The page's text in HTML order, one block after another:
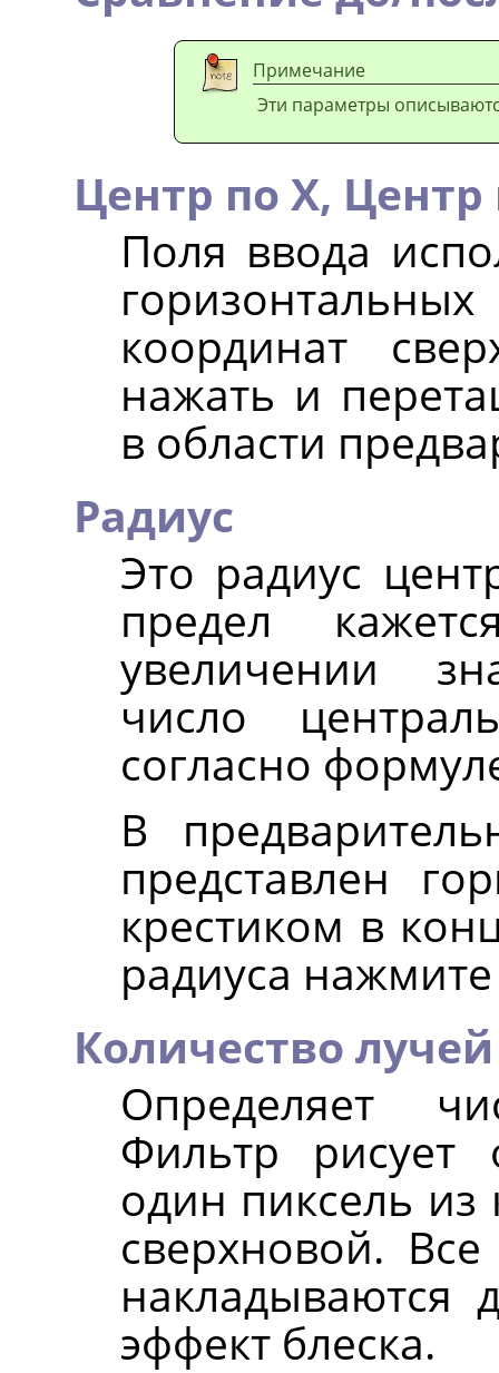
Примечание
Эти параметры
Центр по X, Центр
Поля ввода
координат
нажать и
в области
Радиус
Это радиус
предел
увеличении
число
согласно
В
представлен
крестиком в
радиуса
Количество лучей
Определяет
Фильтр
один пиксель из
сверхновой.
накладываются
эффект блеска.